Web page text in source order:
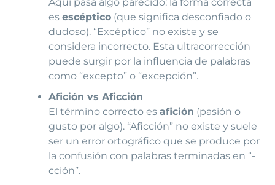
esescéptico (que significa desconfiado o
dudoso). “Excéptico” no existe y se
considera incorrecto. Esta ultracorrección
puede surgir por la influencia de palabras
como “excepto” o “excepción”.
Afición vs Aficción
El término correcto esafición (pasión o
gusto por algo). “Aficción” no existe y suele
ser un error ortográfico que se produce por
la confusión con palabras terminadas en “-
cción”.